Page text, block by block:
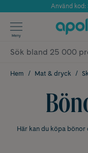
Använd kod:
Meny
Hem Mat & dryck
Här kan du köpa